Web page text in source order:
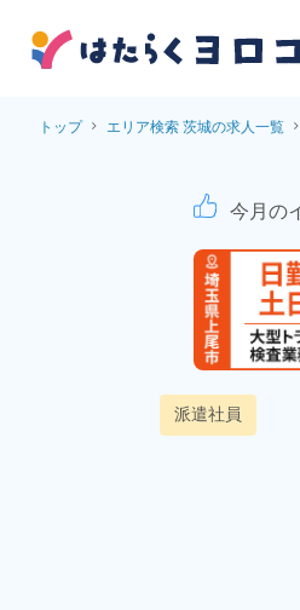
トップ エリア検索 茨城の求人一覧
電子
今月の
派遣社員